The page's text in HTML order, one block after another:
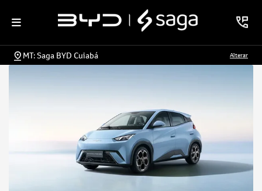
MT: Saga BYD Cuiabá Alterar